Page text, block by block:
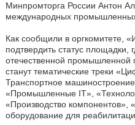
Минпромторга России Антон
международных
Как сообщили в оргкомитете,
подтвердить статус площадки,
отечественной
станут тематические треки
Транспортное
«Промышленные IT»,
«Производство компонентов»,
оборудование для